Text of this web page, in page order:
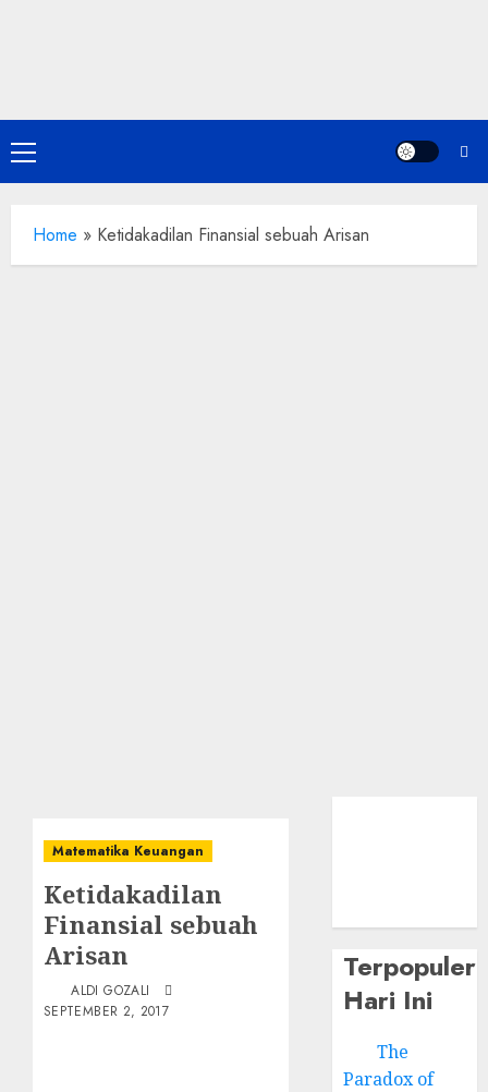
Primary
Menu
Home » Ketidakadilan Finansial sebuah Arisan
Matematika Keuangan
Ketidakadilan
Finansial sebuah
Arisan
ALDI GOZALI
SEPTEMBER 2, 2017
Terpopuler
Hari Ini
The
Paradox of